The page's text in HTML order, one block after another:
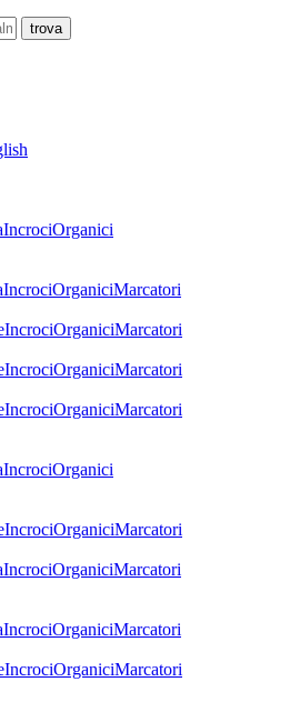
IncrociOrganici
IncrociOrganiciMarcatori
IncrociOrganiciMarcatori
IncrociOrganiciMarcatori
IncrociOrganiciMarcatori
IncrociOrganici
IncrociOrganiciMarcatori
IncrociOrganiciMarcatori
IncrociOrganiciMarcatori
IncrociOrganiciMarcatori